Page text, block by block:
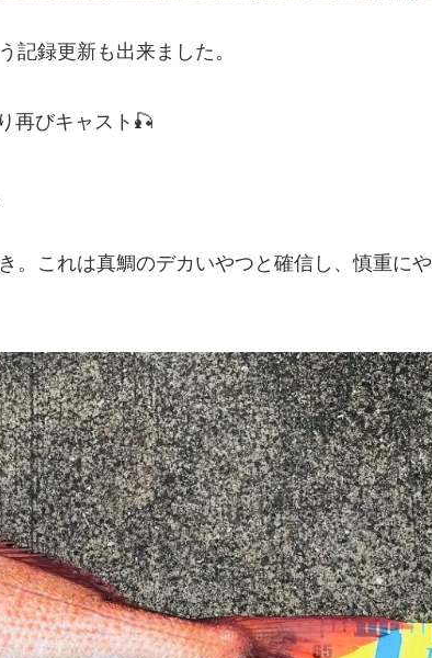
記録更新も出来ました。
再びキャスト🎣
。これは真鯛のデカいやつと確信し、慎重にや